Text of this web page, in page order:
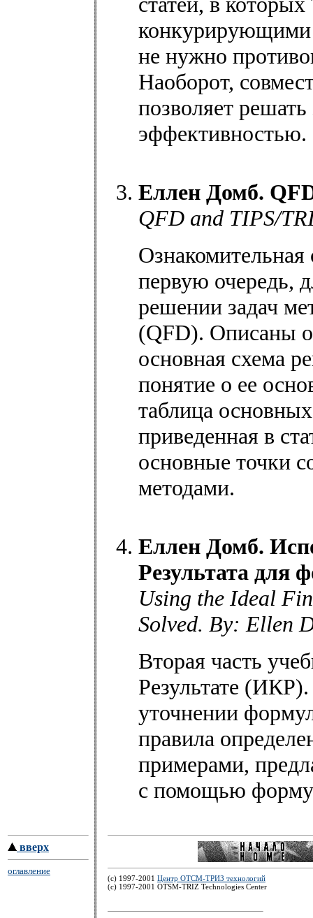
конкурирующими
не нужно
Наоборот,
позволяет
эффективностью.
Еллен Домб.
QFD and TIPS/
Ознакомительная
первую очередь,
решении задач
(QFD). Описаны
основная схема
понятие о ее
таблица
приведенная в
основные точки
методами.
Еллен Домб.
Результата для
Using the Ideal
Solved. By: Ellen
Вторая часть
Результате
уточнении
правила
примерами,
с помощью
вверх
оглавление
(c) 1997-2001 Центр ОТСМ-ТРИЗ технологий
(с) 1997-2001 OTSM-TRIZ Technologies Center